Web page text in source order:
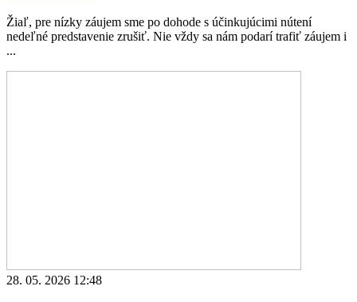
Žiaľ, pre nízky záujem sme po dohode s účinkujúcimi nútení
nedeľné predstavenie zrušiť. Nie vždy sa nám podarí trafiť záujem i
...
28. 05. 2026 12:48